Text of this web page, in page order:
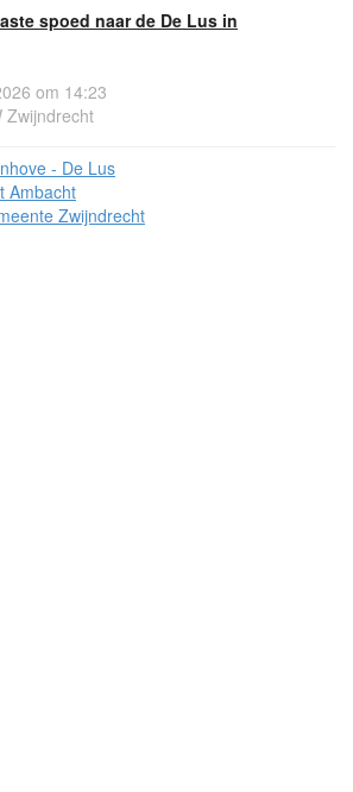
spoed naar de De Lus in
om 14:23
Zwijndrecht
- De Lus
Ambacht
Zwijndrecht